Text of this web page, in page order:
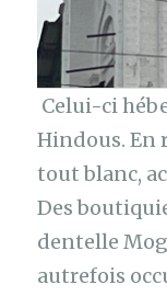
Celui-ci
Hindous. En
tout blanc,
Des
dentelle
autrefois